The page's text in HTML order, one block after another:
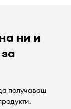
ни и
получаваш